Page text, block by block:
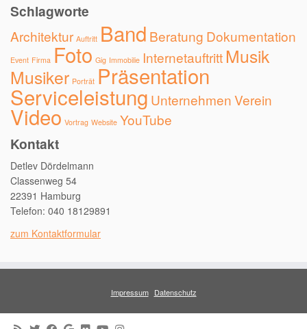
Schlagworte
Architektur Auftritt Band Beratung Dokumentation
Event Firma Foto Gig Immobilie InternetauftrittMusik
Musiker Porträt Präsentation
Serviceleistung UnternehmenVerein
Video Vortrag Website YouTube
Kontakt
Detlev Dördelmann
Classenweg 54
22391 Hamburg
Telefon: 040 18129891
zum Kontaktformular
Impressum Datenschutz